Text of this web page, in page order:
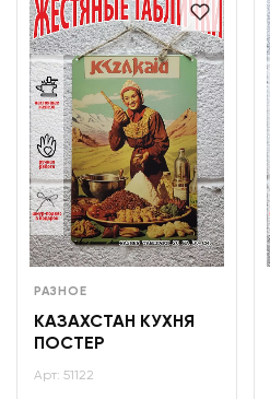
РАЗНОЕ
КАЗАХСТАН КУХНЯ
ПОСТЕР
Арт: 51122